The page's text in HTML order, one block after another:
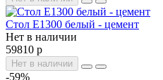
Стол E1300 белый - цемент
Нет в наличии
59810 р
Нет в наличии
-59%